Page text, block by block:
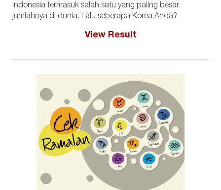
Indonesia termasuk salah satu yang paling besar
jumlahnya di dunia. Lalu seberapa Korea Anda?
View Result